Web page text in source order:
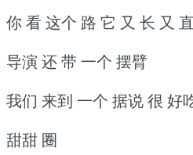
你 看 这个 路 它 又 长 又 直
导演 还 带 一个 摆臂
我们 来到 一个 据说 很 好
甜甜 圈